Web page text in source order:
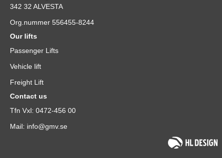
342 32 ALVESTA
Org.nummer 556455-8244
Our lifts
Passenger Lifts
Vehicle lift
Freight Lift
Contact us
Tfn Vxl: 0472-456 00
Mail: info@gmv.se